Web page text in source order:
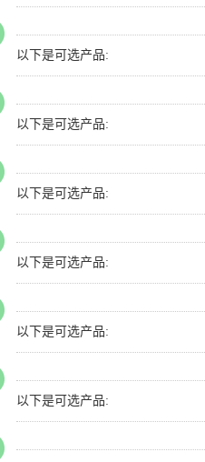
以下是可选产品:
以下是可选产品:
以下是可选产品:
以下是可选产品:
以下是可选产品:
以下是可选产品: